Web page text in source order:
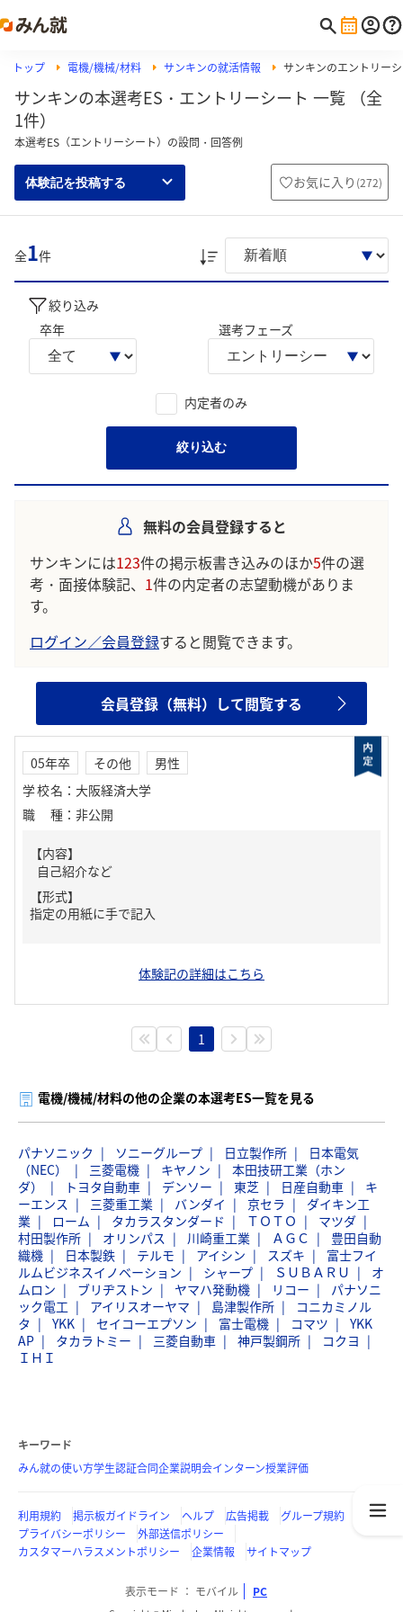
トップ 電機/機械/材料 サンキンの就活情報 サンキンのエントリー
サンキンの本選考ES・エントリーシート 一覧 （全
1件）
本選考ES（エントリーシート）の設問・回答例
体験記を投稿する お気に入り (272)
全1件
絞り込み
卒年
選考フェーズ
内定者のみ
絞り込む
無料の会員登録すると
サンキンには123件の掲示板書き込みのほか5件の選
考・面接体験記、 1件の内定者の志望動機がありま
す。
ログイン／会員登録すると閲覧できます。
会員登録（無料）して閲覧する
05年卒 その他
男性
学校名 ： 大阪経済大学
職種 ： 非公開
【内容】
自己紹介など
【形式】
指定の用紙に手で記入
体験記の詳細はこちら
1
電機/機械/材料の他の企業の本選考ES一覧を見る
パナソニック ソニーグループ 日立製作所
日本電気
（NEC）
三菱電機 キヤノン
本田技研工業（ホン
ダ）
トヨタ自動車 デンソー 東芝 日産自動車
キ
ーエンス
三菱重工業 バンダイ 京セラ
ダイキン工
業
ローム タカラスタンダード ＴＯＴＯ
マツダ
村田製作所
オリンパス 川崎重工業 ＡＧＣ
豊田自動
織機
日本製鉄 テルモ アイシン スズキ
富士フイ
ルムビジネスイノベーション
シャープ ＳＵＢＡＲＵ
オ
ムロン
ブリヂストン ヤマハ発動機 リコー
パナソニ
ック電工
アイリスオーヤマ 島津製作所
コニカミノル
タ
YKK セイコーエプソン 富士電機 コマツ
YKK
AP
タカラトミー 三菱自動車 神戸製鋼所
コクヨ
ＩＨＩ
キーワード
みん就の使い方学生認証合同企業説明会インターン授業評価
利用規約 掲示板ガイドライン ヘルプ 広告掲載
グループ規約
プライバシーポリシー
外部送信ポリシー
カスタマーハラスメントポリシー
企業情報 サイトマップ
表示モード モバイル PC